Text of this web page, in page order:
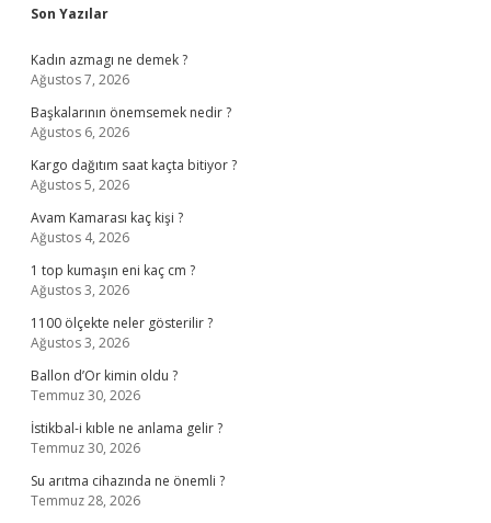
Sidebar
Son Yazılar
Kadın azmagı ne demek ?
Ağustos 7, 2026
Başkalarının önemsemek nedir ?
Ağustos 6, 2026
Kargo dağıtım saat kaçta bitiyor ?
Ağustos 5, 2026
Avam Kamarası kaç kişi ?
Ağustos 4, 2026
1 top kumaşın eni kaç cm ?
Ağustos 3, 2026
1100 ölçekte neler gösterilir ?
Ağustos 3, 2026
Ballon d’Or kimin oldu ?
Temmuz 30, 2026
İstikbal-i kıble ne anlama gelir ?
Temmuz 30, 2026
Su arıtma cihazında ne önemli ?
Temmuz 28, 2026